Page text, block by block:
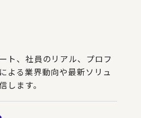
ト、社員のリアル、プロフ
よる業界動向や最新ソリュ
します。